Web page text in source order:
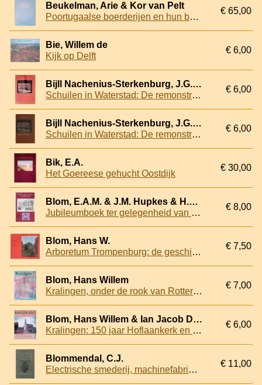
Beukelman, Arie & Kor van Pelt
Poortugaalse boerderijen en hun bewoners door de eeuwen heen
€ 65,00
Bie, Willem de
Kijk op Delft
€ 6,00
Bijll Nachenius-Sterkenburg, J.G. de
Schuilen in Waterstad: De remonstrantse Kerken aan de Vissersdijk te Rotterdam
€ 6,00
Bijll Nachenius-Sterkenburg, J.G. de
Schuilen in Waterstad: De remonstrantse Kerken aan de Vissersdijk te Rotterdam *GESIGNEERD*
€ 6,00
Bik, E.A.
Het Goereese gehucht Oostdijk
€ 30,00
Blom, E.A.M. & J.M. Hupkes & H.A. Nijdeken & C.W. Vink (samenstellers)
Jubileumboek ter gelegenheid van het 60-jarig bestaan van het Rijnlands Lyceum Wassenaar 1936-1996
€ 8,00
Blom, Hans W.
Arboretum Trompenburg: de geschiedenis van een buitenplaats in het parklandschap van Kralingen
€ 7,50
Blom, Hans Willem
Kralingen, onder de rook van Rotterdam: herdenking 100 jaar annexatie
€ 7,00
Blom, Hans Willem & Ian Jacob Dutilh - en anderen
Kralingen: 150 jaar Hoflaankerk en de Viersprong
€ 6,00
Blommendal, C.J.
Electrische smederij, machinefabriek, ketelmakerij, A. van Hattem Gzn., Schiedam
€ 11,00